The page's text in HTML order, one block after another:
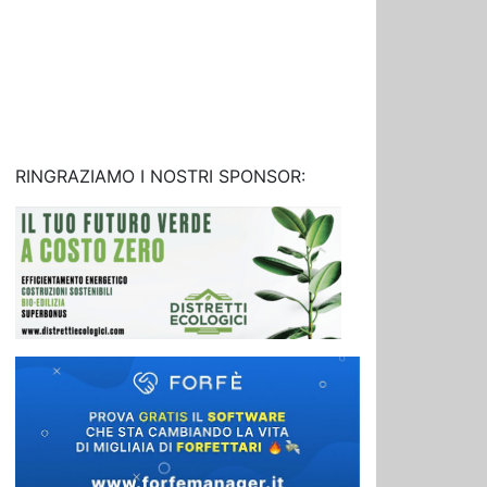
RINGRAZIAMO I NOSTRI SPONSOR: